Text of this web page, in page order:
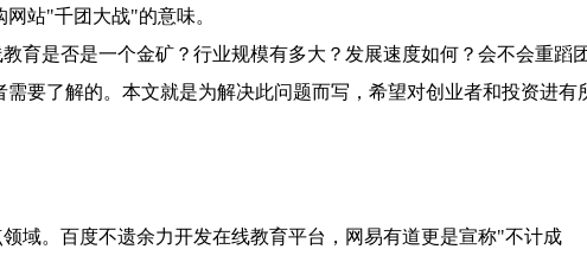
站"千团大战"的意味。
育是否是一个金矿？行业规模有多大？发展速度如何？会不会重蹈团
要了解的。本文就是为解决此问题而写，希望对创业者和投资进有
域。百度不遗余力开发在线教育平台，网易有道更是宣称"不计成